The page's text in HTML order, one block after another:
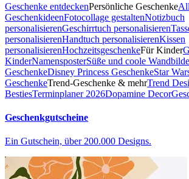
Geschenke entdeckenPersönliche Geschenke
GeschenkideenFotocollage gestaltenNotizbuch
personalisierenGeschirrtuch personalisieren
personalisierenHandtuch personalisierenKissen
personalisierenHochzeitsgeschenkeFür Kinder
KinderNamensposterSüße und coole
GeschenkeDisney Princess GeschenkeStar
GeschenkeTrend-Geschenke & mehrTrend
BestiesTerminplaner 2026Dopamine Decor
Geschenkgutscheine
Ein Gutschein, über 200.000 Designs.